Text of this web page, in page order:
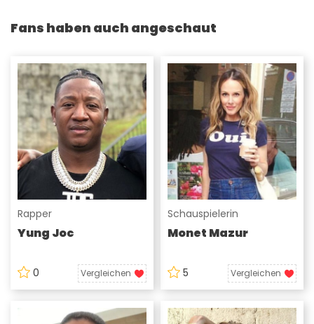
Fans haben auch angeschaut
Rapper
Yung Joc
0 Vergleichen
Schauspielerin
Monet Mazur
5 Vergleichen